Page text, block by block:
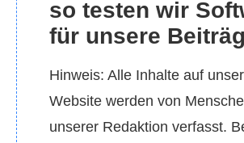
so testen wir
für unsere
Hinweis: Alle Inhalte auf
Website werden von
unserer Redaktion verfasst.